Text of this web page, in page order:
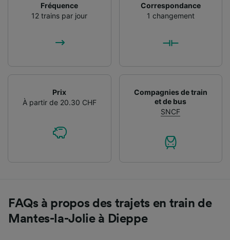
Fréquence
12 trains par jour
Correspondance
1 changement
Prix
À partir de 20.30 CHF
Compagnies de train
et de bus
SNCF
FAQs à propos des trajets en train de
Mantes-la-Jolie à Dieppe